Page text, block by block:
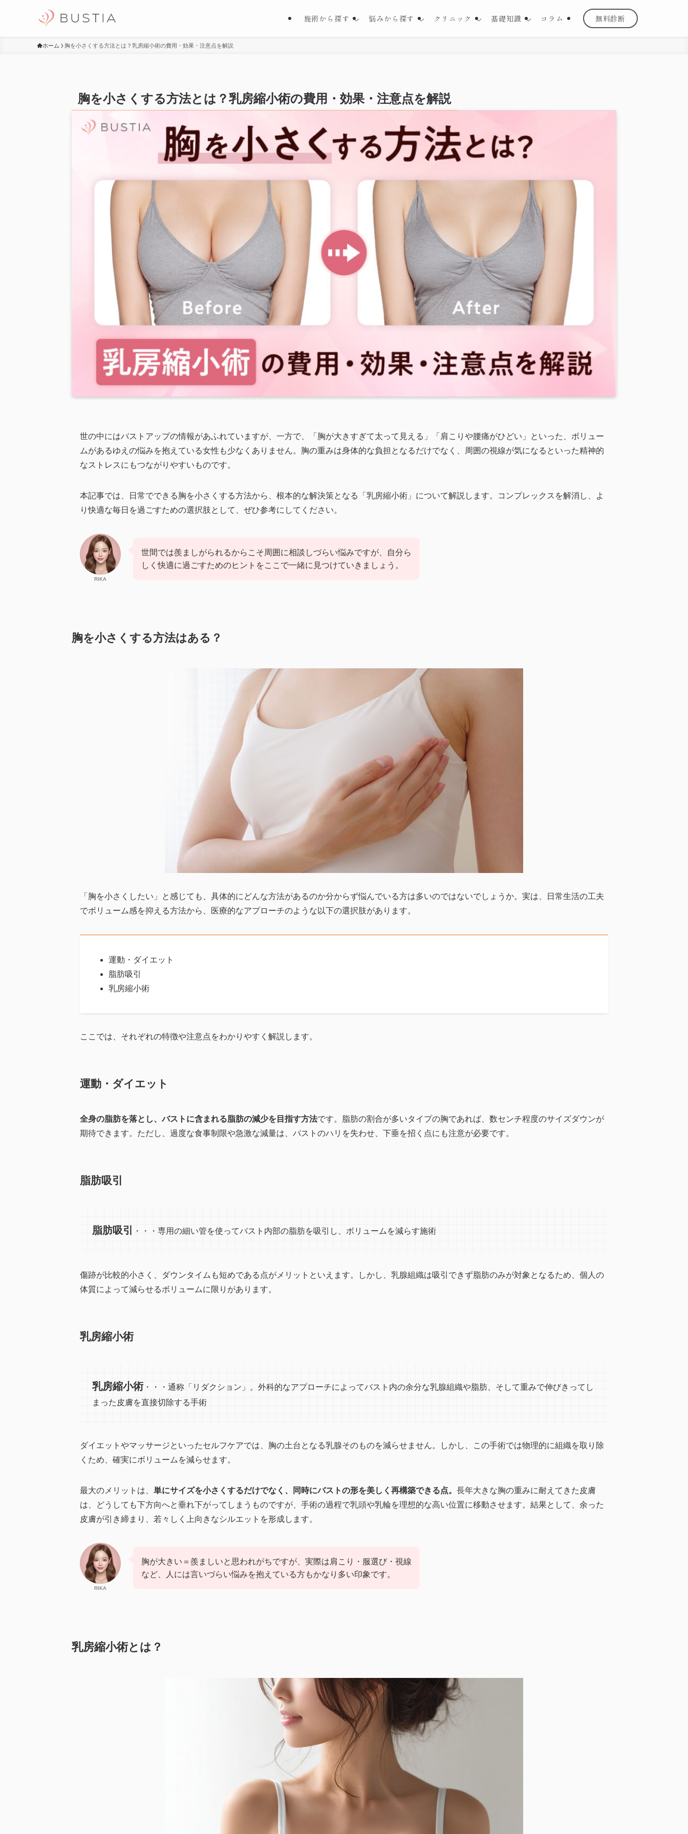
施術から探す 悩みから探す クリニック 基礎知識 コラム 無料診断
ホーム 胸を小さくする方法とは？乳房縮小術の費用・効果・注意点を解説
胸を小さくする方法とは？乳房縮小術の費用・効果・注意点を解説
世の中にはバストアップの情報があふれていますが、一方で、「胸が大きすぎて太って見える」「肩こりや腰痛がひどい」といった、ボリュー
ムがあるゆえの悩みを抱えている女性も少なくありません。胸の重みは身体的な負担となるだけでなく、周囲の視線が気になるといった精神的
なストレスにもつながりやすいものです。
本記事では、日常でできる胸を小さくする方法から、根本的な解決策となる「乳房縮小術」について解説します。コンプレックスを解消し、よ
り快適な毎日を過ごすための選択肢として、ぜひ参考にしてください。
RIKA
世間では羨ましがられるからこそ周囲に相談しづらい悩みですが、自分ら
しく快適に過ごすためのヒントをここで一緒に見つけていきましょう。
胸を小さくする方法はある？
「胸を小さくしたい」と感じても、具体的にどんな方法があるのか分からず悩んでいる方は多いのではないでしょうか。実は、日常生活の工夫
でボリューム感を抑える方法から、医療的なアプローチのような以下の選択肢があります。
運動・ダイエット
脂肪吸引
乳房縮小術
ここでは、それぞれの特徴や注意点をわかりやすく解説します。
運動・ダイエット
全身の脂肪を落とし、バストに含まれる脂肪の減少を目指す方法です。脂肪の割合が多いタイプの胸であれば、数センチ程度のサイズダウンが
期待できます。ただし、過度な食事制限や急激な減量は、バストのハリを失わせ、下垂を招く点にも注意が必要です。
脂肪吸引
脂肪吸引 ・・・専用の細い管を使ってバスト内部の脂肪を吸引し、ボリュームを減らす施術
傷跡が比較的小さく、ダウンタイムも短めである点がメリットといえます。しかし、乳腺組織は吸引できず脂肪のみが対象となるため、個人の
体質によって減らせるボリュームに限りがあります。
乳房縮小術
乳房縮小術・・・通称「リダクション」。外科的なアプローチによってバスト内の余分な乳腺組織や脂肪、そして重みで伸びきってし
まった皮膚を直接切除する手術
ダイエットやマッサージといったセルフケアでは、胸の土台となる乳腺そのものを減らせません。しかし、この手術では物理的に組織を取り除
くため、確実にボリュームを減らせます。
最大のメリットは、 単にサイズを小さくするだけでなく、同時にバストの形を美しく再構築できる点。 長年大きな胸の重みに耐えてきた皮膚
は、どうしても下方向へと垂れ下がってしまうものですが、手術の過程で乳頭や乳輪を理想的な高い位置に移動させます。結果として、余った
皮膚が引き締まり、若々しく上向きなシルエットを形成します。
RIKA
胸が大きい＝羨ましいと思われがちですが、実際は肩こり・服選び・視線
など、人には言いづらい悩みを抱えている方もかなり多い印象です。
乳房縮小術とは？